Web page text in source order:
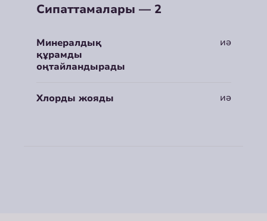
Сипаттамалары — 2
Минералдық
құрамды
оңтайландырады
иә
Хлорды жояды иә